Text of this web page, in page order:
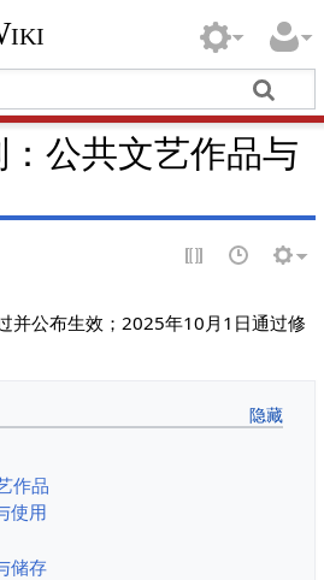
公共文艺作品与
并公布生效；2025年10月1日通过修
作品
使用
储存